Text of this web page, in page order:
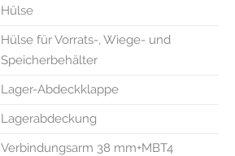
Hülse
Hülse für Vorrats-, Wiege- und
Speicherbehälter
Lager-Abdeckklappe
Lagerabdeckung
Verbindungsarm 38 mm+MBT4